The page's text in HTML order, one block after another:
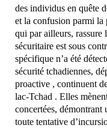
des individus en quête
et la confusion parmi la
qui par ailleurs,
sécuritaire est sous
spécifique n’a été
sécurité tchadiennes,
proactive , continuent
lac-Tchad . Elles
concertées, démontrant
toute tentative